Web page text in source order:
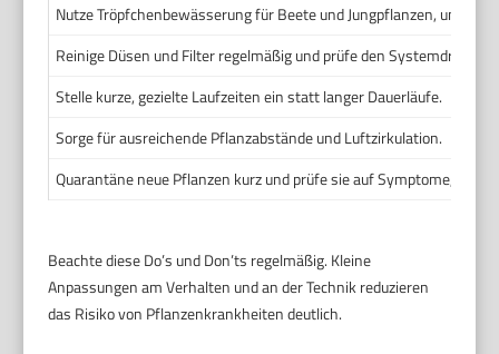
Nutze Tröpfchenbewässerung für Beete und Jungpflanzen, um
Reinige Düsen und Filter regelmäßig und prüfe den Systemdruck.
Stelle kurze, gezielte Laufzeiten ein statt langer Dauerläufe.
Sorge für ausreichende Pflanzabstände und Luftzirkulation.
Quarantäne neue Pflanzen kurz und prüfe sie auf Symptome,
Beachte diese Do’s und Don’ts regelmäßig. Kleine
Anpassungen am Verhalten und an der Technik reduzieren
das Risiko von Pflanzenkrankheiten deutlich.